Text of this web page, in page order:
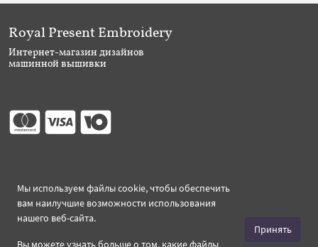
Мы используем файлы cookie, чтобы обеспечить
вам наилучшие возможности использования
нашего веб-сайта.
Вы можете узнать больше о том, какие файлы
Принять
Royal Present Embroidery
Интернет-магазин дизайнов
машинной вышивки